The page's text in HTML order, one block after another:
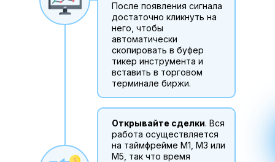
Открывайте сделки. Вся
работа осуществляется
на таймфрейме М1, М3 или
М5, так что время
После появления сигнала
достаточно кликнуть на
него, чтобы
автоматически
скопировать в буфер
тикер инструмента и
вставить в торговом
терминале биржи.